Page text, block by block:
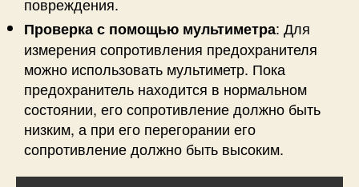
Проверка с помощью мультиметра: Для
измерения сопротивления предохранителя
можно использовать мультиметр. Пока
предохранитель находится в нормальном
состоянии, его сопротивление должно быть
низким, а при его перегорании его
сопротивление должно быть высоким.